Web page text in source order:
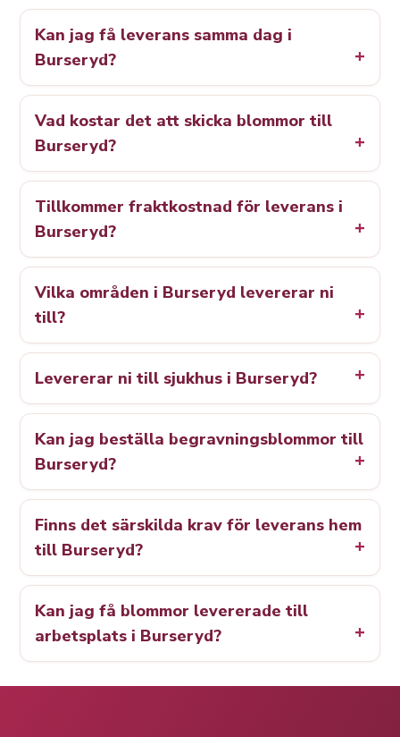
Kan jag få leverans samma dag i
Burseryd?
Vad kostar det att skicka blommor till
Burseryd?
Tillkommer fraktkostnad för leverans i
Burseryd?
Vilka områden i Burseryd levererar ni
till?
Levererar ni till sjukhus i Burseryd?
Kan jag beställa begravningsblommor till
Burseryd?
Finns det särskilda krav för leverans hem
till Burseryd?
Kan jag få blommor levererade till
arbetsplats i Burseryd?